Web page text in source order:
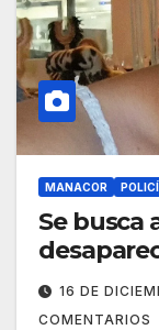
MANACOR
Se busca
16 DE
COMENTARIOS